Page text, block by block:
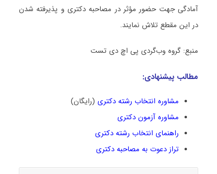
آمادگی جهت حضور مؤثر در مصاحبه دکتری و پذیرفته شدن
در این مقطع تلاش نمایند.
منبع: گروه وب‌گردی پی اچ دی تست
مطالب پیشنهادی:
مشاوره انتخاب رشته دکتری (رایگان)
مشاوره آزمون دکتری
راهنمای انتخاب رشته دکتری
تراز دعوت به مصاحبه دکتری